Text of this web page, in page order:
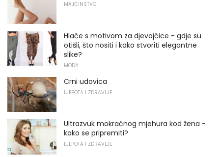
MAJČINSTVO
Hlače s motivom za djevojčice - gdje su
otišli, što nositi i kako stvoriti elegantne
slike?
MODA
Crni udovica
LJEPOTA I ZDRAVLJE
Ultrazvuk mokraćnog mjehura kod žena -
kako se pripremiti?
LJEPOTA I ZDRAVLJE